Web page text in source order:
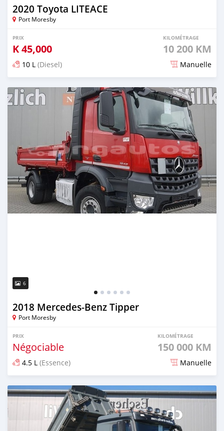
2020 Toyota LITEACE
Port Moresby
PRIX
K45,000
KILOMÉTRAGE
10 200 KM
10 L (Diesel) Manuelle
Publié il y a plus d'un an
6
2018 Mercedes‒Benz Tipper
Port Moresby
PRIX
Négociable
KILOMÉTRAGE
150 000 KM
4.5 L (Essence) Manuelle
Publié il y a plus de 2 ans